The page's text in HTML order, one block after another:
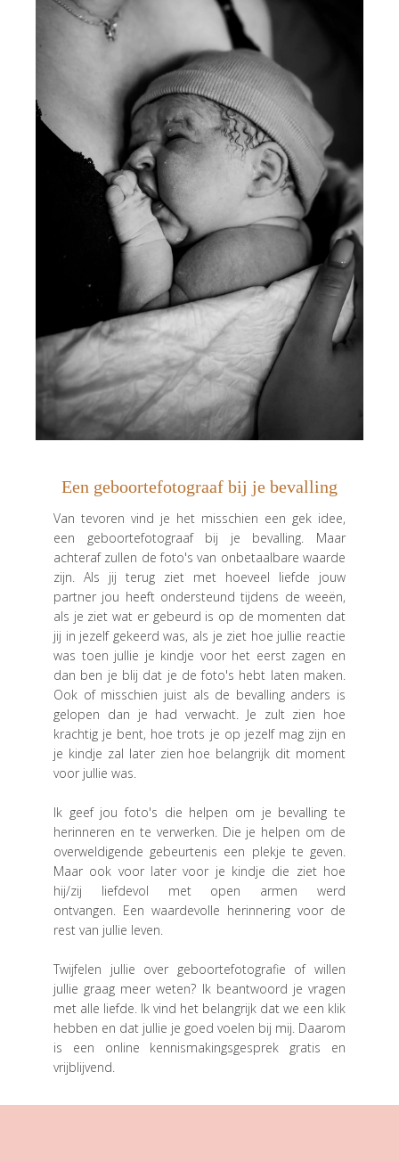
Een geboortefotograaf bij je bevalling
Van tevoren vind je het misschien een gek idee,
een geboortefotograaf bij je bevalling. Maar
achteraf zullen de foto's van onbetaalbare waarde
zijn. Als jij terug ziet met hoeveel liefde jouw
partner jou heeft ondersteund tijdens de weeën,
als je ziet wat er gebeurd is op de momenten dat
jij in jezelf gekeerd was, als je ziet hoe jullie reactie
was toen jullie je kindje voor het eerst zagen en
dan ben je blij dat je de foto's hebt laten maken.
Ook of misschien juist als de bevalling anders is
gelopen dan je had verwacht. Je zult zien hoe
krachtig je bent, hoe trots je op jezelf mag zijn en
je kindje zal later zien hoe belangrijk dit moment
voor jullie was.
Ik geef jou foto's die helpen om je bevalling te
herinneren en te verwerken. Die je helpen om de
overweldigende gebeurtenis een plekje te geven.
Maar ook voor later voor je kindje die ziet hoe
hij/zij liefdevol met open armen werd
ontvangen. Een waardevolle herinnering voor de
rest van jullie leven.
Twijfelen jullie over geboortefotografie of willen
jullie graag meer weten? Ik beantwoord je vragen
met alle liefde. Ik vind het belangrijk dat we een klik
hebben en dat jullie je goed voelen bij mij. Daarom
is een online kennismakingsgesprek gratis en
vrijblijvend.